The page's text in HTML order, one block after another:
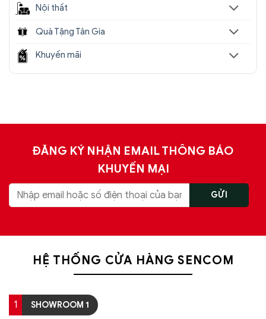
Nội thất
Quà Tặng Tân Gia
Khuyến mãi
ĐĂNG KÝ NHẬN EMAIL THÔNG BÁO
KHUYẾN MẠI
HỆ THỐNG CỬA HÀNG SENCOM
1 SHOWROOM 1